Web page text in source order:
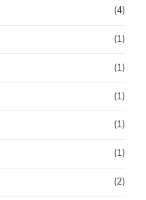
(4)
(1)
(1)
(1)
(1)
(1)
(2)